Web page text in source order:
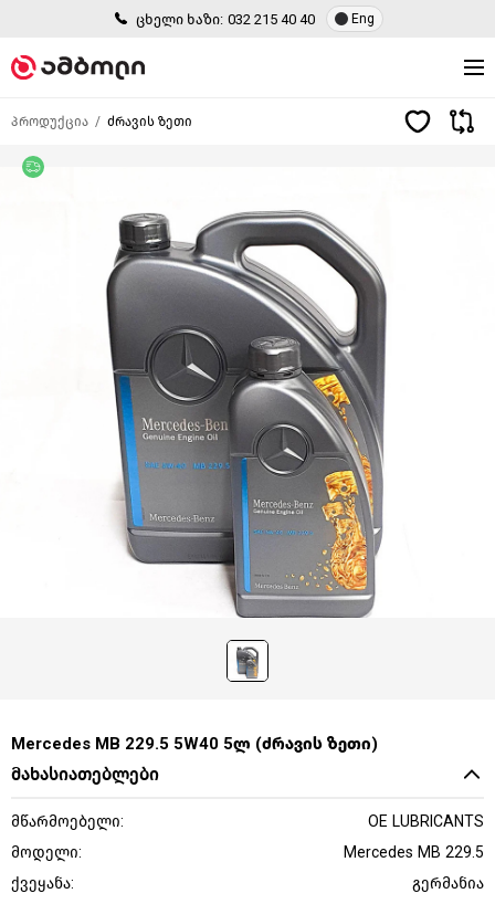
ცხელი ხაზი: 032 215 40 40 Eng
პროდუქცია ძრავის ზეთი
Mercedes MB 229.5 5W40 5ლ (ძრავის ზეთი)
მახასიათებლები
მწარმოებელი:
OE LUBRICANTS
მოდელი:
Mercedes MB 229.5
ქვეყანა:
გერმანია